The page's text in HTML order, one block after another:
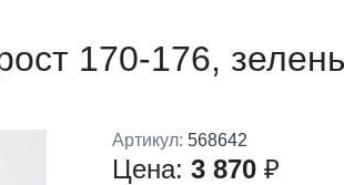
170-176,
Артикул: 568642
Цена: 3 870 ₽